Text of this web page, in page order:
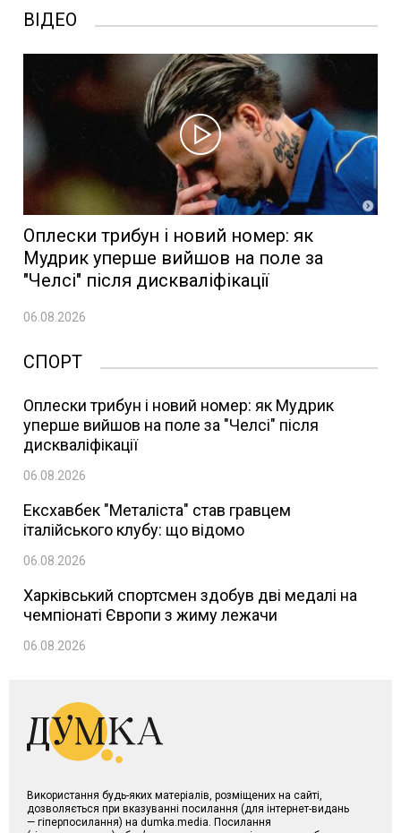
ВІДЕО
Оплески трибун і новий номер: як
Мудрик уперше вийшов на поле за
"Челсі" після дискваліфікації
06.08.2026
СПОРТ
Оплески трибун і новий номер: як Мудрик
уперше вийшов на поле за "Челсі" після
дискваліфікації
06.08.2026
Ексхавбек "Металіста" став гравцем
італійського клубу: що відомо
06.08.2026
Харківський спортсмен здобув дві медалі на
чемпіонаті Європи з жиму лежачи
06.08.2026
Використання будь-яких матеріалів, розміщених на сайті,
дозволяється при вказуванні посилання (для інтернет-видань
— гіперпосилання) на dumka.media. Посилання